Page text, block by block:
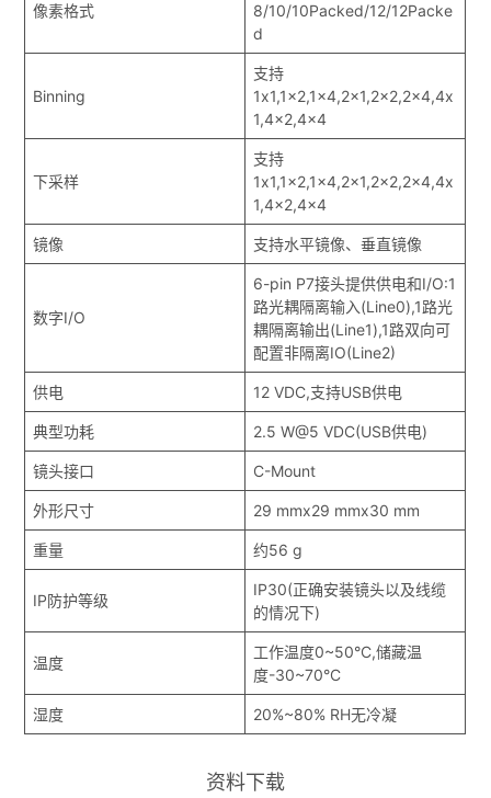
像素格式
8/10/10Packed/12/12Packe
d
Binning
支持
1x1,1x2,1x4,2x1,2x2,2x4,4x
1,4x2,4x4
下采样
支持
1x1,1x2,1x4,2x1,2x2,2x4,4x
1,4x2,4x4
镜像 支持水平镜像、垂直镜像
数字I/O
6-pin P7接头提供供电和I/O:1
路光耦隔离输入(Line0),1路光
耦隔离输出(Line1),1路双向可
配置非隔离IO(Line2)
供电 12 VDC,支持USB供电
典型功耗 2.5 W@5 VDC(USB供电)
镜头接口 C-Mount
外形尺寸 29 mmx29 mmx30 mm
重量 约56 g
IP防护等级
IP30(正确安装镜头以及线缆
的情况下)
温度
工作温度0~50°C,储藏温
度-30~70°C
湿度 20%~80% RH无冷凝
资料下载